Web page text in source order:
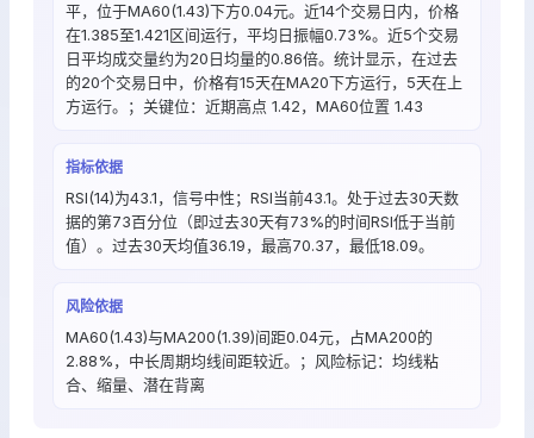
平，位于MA60(1.43)下方0.04元。近14个交易日内，价格
在1.385至1.421区间运行，平均日振幅0.73%。近5个交易
日平均成交量约为20日均量的0.86倍。统计显示，在过去
的20个交易日中，价格有15天在MA20下方运行，5天在上
方运行。；关键位：近期高点 1.42，MA60位置 1.43
指标依据
RSI(14)为43.1，信号中性；RSI当前43.1。处于过去30天数
据的第73百分位（即过去30天有73%的时间RSI低于当前
值）。过去30天均值36.19，最高70.37，最低18.09。
风险依据
MA60(1.43)与MA200(1.39)间距0.04元，占MA200的
2.88%，中长周期均线间距较近。；风险标记：均线粘
合、缩量、潜在背离